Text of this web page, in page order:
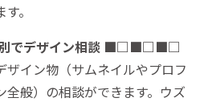
。
でデザイン相談 ■□■□■□
ザイン物（サムネイルやプロフ
全般）の相談ができます。ウズ